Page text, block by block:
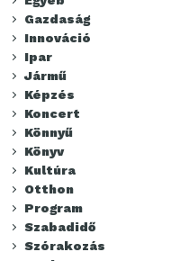
Gazdaság
Innováció
Ipar
Jármű
Képzés
Koncert
Könnyű
Könyv
Kultúra
Otthon
Program
Szabadidő
Szórakozás